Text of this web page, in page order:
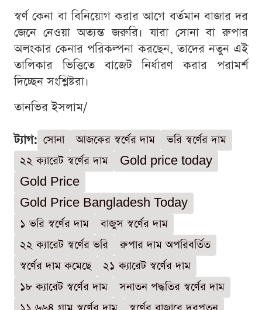
স্বর্ণ কেনা বা বিনিয়োগ করার আগে বর্তমান বাজার দর
জেনে নেওয়া অত্যন্ত জরুরি। যারা সোনা বা রুপার
অলংকার কেনার পরিকল্পনা করছেন, তাদের নতুন এই
তালিকার ভিত্তিতে বাজেট নির্ধারণ করার পরামর্শ
দিচ্ছেন সংশ্লিষ্টরা।
তানভির ইসলাম/
ট্যাগ: সোনা আজকের স্বর্ণের দাম
ভরি স্বর্ণের দাম
২২ ক্যারেট স্বর্ণের দাম
Gold price today
Gold Price
Gold Price Bangladesh Today
১ ভরি স্বর্ণের দাম
বাজুস স্বর্ণের দাম
২২ ক্যারেট স্বর্ণের ভরি
রুপার দাম অপরিবর্তিত
স্বর্ণের দাম কমেছে
২১ ক্যারেট স্বর্ণের দাম
১৮ ক্যারেট স্বর্ণের দাম
সনাতন পদ্ধতির স্বর্ণের দাম